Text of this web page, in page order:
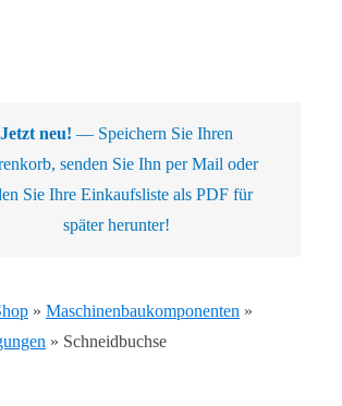
Produkte
Jetzt neu! — Speichern Sie Ihren
senden Sie Ihn per Mail oder
Sie Ihre Einkaufsliste als PDF für
später herunter!
» Maschinenbaukomponenten »
» Schneidbuchse